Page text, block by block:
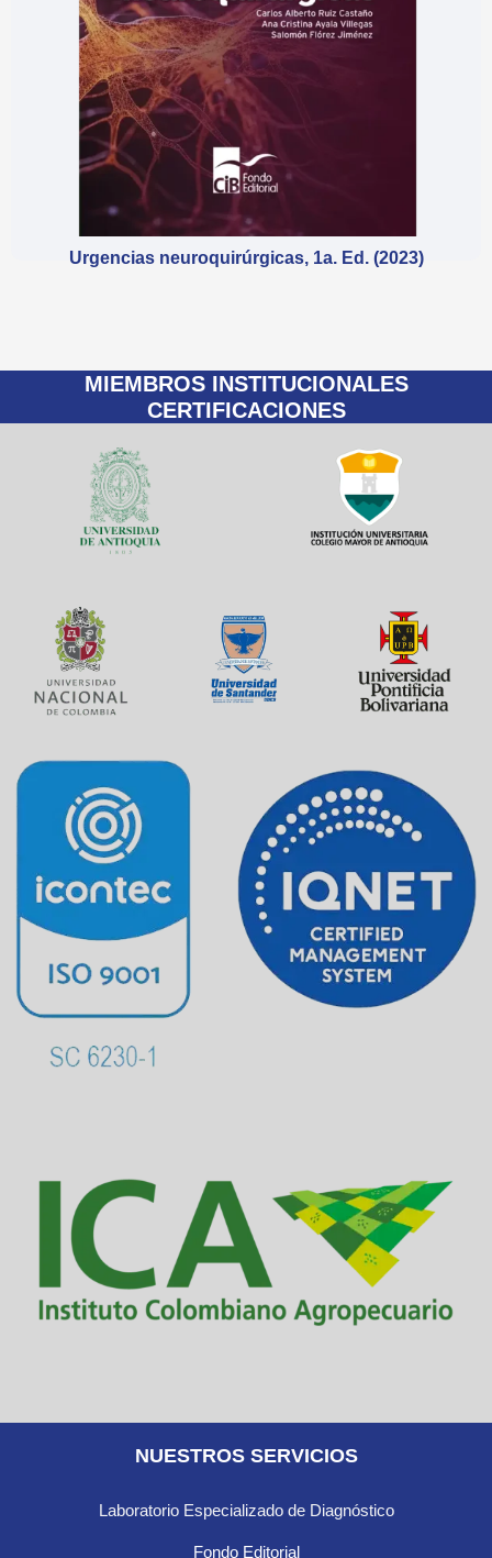
Urgencias neuroquirúrgicas, 1a. Ed. (2023)
MIEMBROS INSTITUCIONALES
CERTIFICACIONES
NUESTROS SERVICIOS
Laboratorio Especializado de Diagnóstico
Fondo Editorial